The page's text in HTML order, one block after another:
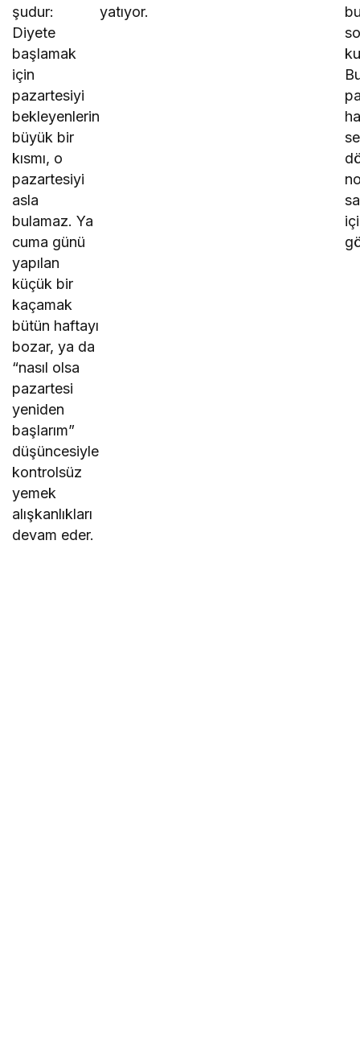
şudur:
Diyete
başlamak
için
pazartesiyi
bekleyenlerin
büyük bir
kısmı, o
pazartesiyi
asla
bulamaz. Ya
cuma günü
yapılan
küçük bir
kaçamak
bütün haftayı
bozar, ya da
“nasıl olsa
pazartesi
yeniden
başlarım”
düşüncesiyle
kontrolsüz
yemek
alışkanlıkları
devam eder.
yatıyor.